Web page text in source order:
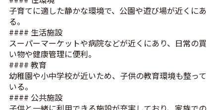
子育てに適した静かな環境で、公園や遊び場が近くにあ
る。
#### 生活施設
スーパーマーケットや病院などが近くにあり、日常の買
い物や健康管理に便利。
#### 教育
幼稚園や小中学校が近いため、子供の教育環境も整って
いる。
#### 公共施設